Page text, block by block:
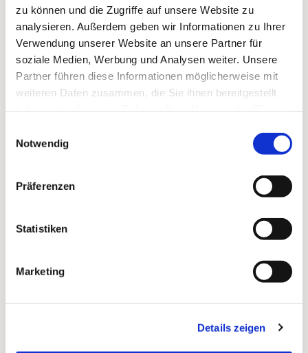
zu können und die Zugriffe auf unsere Website zu
analysieren. Außerdem geben wir Informationen zu Ihrer
Verwendung unserer Website an unsere Partner für
soziale Medien, Werbung und Analysen weiter. Unsere
Partner führen diese Informationen möglicherweise mit
weiteren Daten zusammen, die Sie ihnen bereitgestellt
Notwendig
Präferenzen
Statistiken
Marketing
Details zeigen
Lesehoreund dieLaudes. Dazu hören wir das
Tagesevangelium und verbleiben in 15 Minuten stiller
Meditation.
Mitbeten empfehlen wir stundengebet.de
iOS